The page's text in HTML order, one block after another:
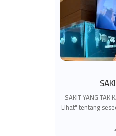
SAKIT YANG TAK
Lihat" tentang